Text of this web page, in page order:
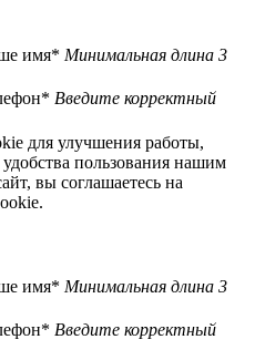
имя* Минимальная длина 3
Введите корректный
для улучшения работы,
пользования нашим
вы соглашаетесь на
имя* Минимальная длина 3
Введите корректный